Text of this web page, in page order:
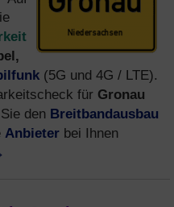
(5G und 4G / LTE).
für Gronau
den Breitbandausbau
Anbieter bei Ihnen